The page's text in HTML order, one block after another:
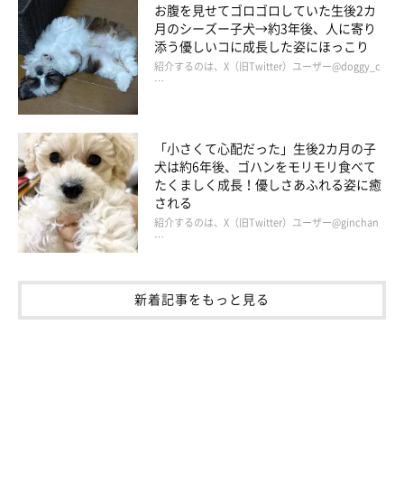
お腹を見せてゴロゴロしていた生後2カ
月のシーズー子犬→約3年後、人に寄り
添う優しいコに成長した姿にほっこり
紹介するのは、X（旧Twitter）ユーザー@doggy_c
…
「小さくて心配だった」生後2カ月の子
犬は約6年後、ゴハンをモリモリ食べて
たくましく成長！優しさあふれる姿に癒
される
紹介するのは、X（旧Twitter）ユーザー@ginchan
…
新着記事をもっと見る